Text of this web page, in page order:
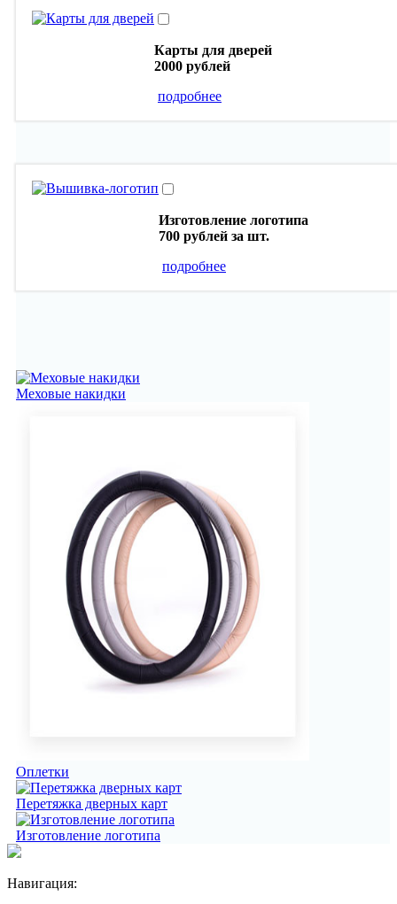
Карты для дверей
2000 рублей
подробнее
Изготовление логотипа
700 рублей за шт.
подробнее
Меховые накидки
Оплетки
Перетяжка дверных карт
Изготовление логотипа
Навигация: